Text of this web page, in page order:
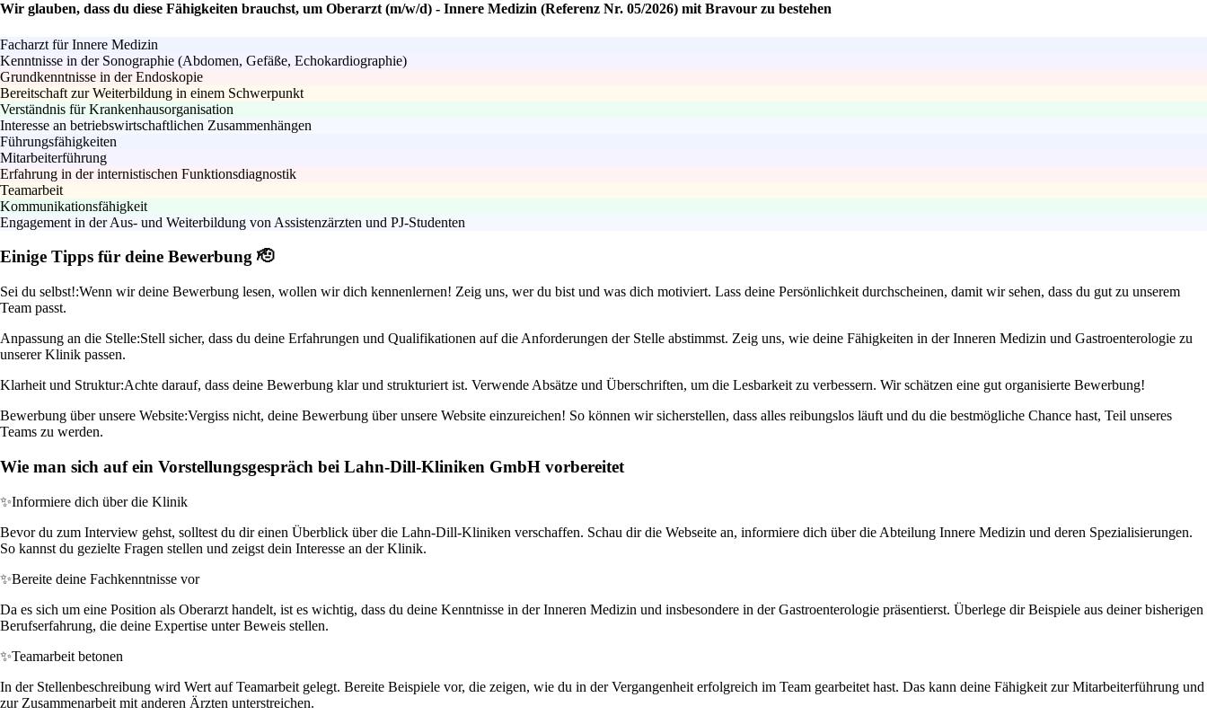
Wir glauben, dass du diese Fähigkeiten brauchst, um Oberarzt (m/w/d) - Innere Medizin (Referenz Nr. 05/2026) mit Bravour zu bestehen
Facharzt für Innere Medizin
Kenntnisse in der Sonographie (Abdomen, Gefäße, Echokardiographie)
Grundkenntnisse in der Endoskopie
Bereitschaft zur Weiterbildung in einem Schwerpunkt
Verständnis für Krankenhausorganisation
Interesse an betriebswirtschaftlichen Zusammenhängen
Führungsfähigkeiten
Mitarbeiterführung
Erfahrung in der internistischen Funktionsdiagnostik
Teamarbeit
Kommunikationsfähigkeit
Engagement in der Aus- und Weiterbildung von Assistenzärzten und PJ-Studenten
Einige Tipps für deine Bewerbung 🫡
Sei du selbst!:Wenn wir deine Bewerbung lesen, wollen wir dich kennenlernen! Zeig uns, wer du bist und was dich motiviert. Lass deine Persönlichkeit durchscheinen, damit wir sehen, dass du gut zu unserem
Team passt.
Anpassung an die Stelle:Stell sicher, dass du deine Erfahrungen und Qualifikationen auf die Anforderungen der Stelle abstimmst. Zeig uns, wie deine Fähigkeiten in der Inneren Medizin und Gastroenterologie zu
unserer Klinik passen.
Klarheit und Struktur:Achte darauf, dass deine Bewerbung klar und strukturiert ist. Verwende Absätze und Überschriften, um die Lesbarkeit zu verbessern. Wir schätzen eine gut organisierte Bewerbung!
Bewerbung über unsere Website:Vergiss nicht, deine Bewerbung über unsere Website einzureichen! So können wir sicherstellen, dass alles reibungslos läuft und du die bestmögliche Chance hast, Teil unseres
Teams zu werden.
Wie man sich auf ein Vorstellungsgespräch bei Lahn-Dill-Kliniken GmbH vorbereitet
✨Informiere dich über die Klinik
Bevor du zum Interview gehst, solltest du dir einen Überblick über die Lahn-Dill-Kliniken verschaffen. Schau dir die Webseite an, informiere dich über die Abteilung Innere Medizin und deren Spezialisierungen.
So kannst du gezielte Fragen stellen und zeigst dein Interesse an der Klinik.
✨Bereite deine Fachkenntnisse vor
Da es sich um eine Position als Oberarzt handelt, ist es wichtig, dass du deine Kenntnisse in der Inneren Medizin und insbesondere in der Gastroenterologie präsentierst. Überlege dir Beispiele aus deiner bisherigen
Berufserfahrung, die deine Expertise unter Beweis stellen.
✨Teamarbeit betonen
In der Stellenbeschreibung wird Wert auf Teamarbeit gelegt. Bereite Beispiele vor, die zeigen, wie du in der Vergangenheit erfolgreich im Team gearbeitet hast. Das kann deine Fähigkeit zur Mitarbeiterführung und
zur Zusammenarbeit mit anderen Ärzten unterstreichen.